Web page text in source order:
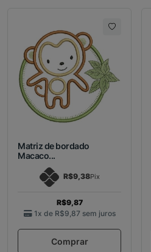
Matriz de bordado
Macaco...
R$9,38Pix
R$9,87
1x de R$9,87 sem juros
Comprar